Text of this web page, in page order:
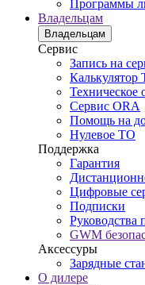
Программы
Владельцам
Владельцам
Сервис
Запись на
Калькулятор
Техническое
Сервис ORA
Помощь на
Нулевое ТО
Поддержка
Гарантия
Цифровые
Подписки
Руководства
GWM
Аксессуры
Зарядные
О дилере